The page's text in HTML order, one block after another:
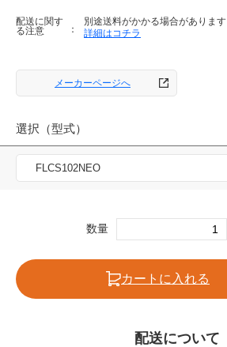
配送に関す
る注意
別途送料がかかる場合があります
詳細はコチラ
メーカーページへ
選択（型式）
数量
カートに入れる
配送について